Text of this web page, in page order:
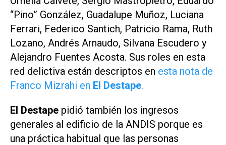
“Pino” González, Guadalupe Muñoz, Luciana
Ferrari, Federico Santich, Patricio Rama, Ruth
Lozano, Andrés Arnaudo, Silvana Escudero y
Alejandro Fuentes Acosta. Sus roles en esta
red delictiva están descriptos en esta nota de
Franco Mizrahi en El Destape.
El Destape pidió también los ingresos
generales al edificio de la ANDIS porque es
una práctica habitual que las personas